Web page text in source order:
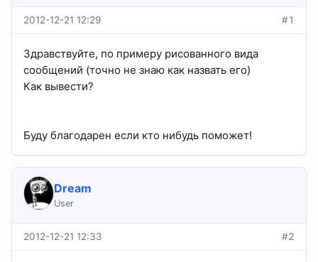
2012-12-21 12:29 #1
Здравствуйте, по примеру рисованного вида
сообщений (точно не знаю как назвать его)
Как вывести?
Буду благодарен если кто нибудь поможет!
Dream
User
2012-12-21 12:33 #2